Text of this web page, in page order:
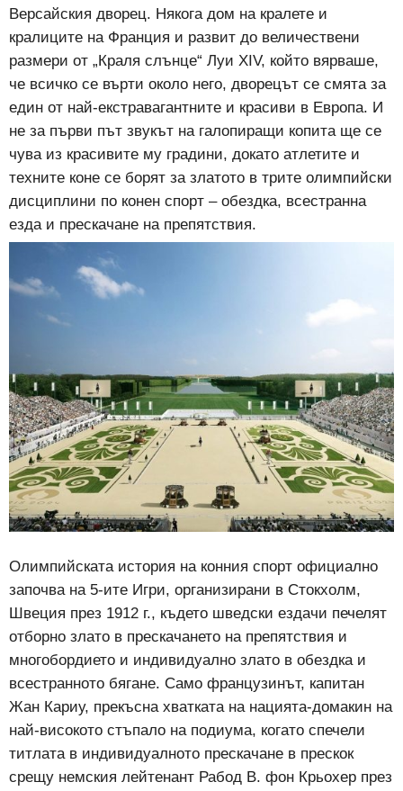
Версайския дворец. Някога дом на кралете и
кралиците на Франция и развит до величествени
размери от „Краля слънце“ Луи XIV, който вярваше,
че всичко се върти около него, дворецът се смята за
един от най-екстравагантните и красиви в Европа. И
не за първи път звукът на галопиращи копита ще се
чува из красивите му градини, докато атлетите и
техните коне се борят за златото в трите олимпийски
дисциплини по конен спорт – обездка, всестранна
езда и прескачане на препятствия.
Олимпийската история на конния спорт официално
започва на 5-ите Игри, организирани в Стокхолм,
Швеция през 1912 г., където шведски ездачи печелят
отборно злато в прескачането на препятствия и
многобордието и индивидуално злато в обездка и
всестранното бягане. Само французинът, капитан
Жан Кариу, прекъсна хватката на нацията-домакин на
най-високото стъпало на подиума, когато спечели
титлата в индивидуалното прескачане в прескок
срещу немския лейтенант Рабод В. фон Крьохер през